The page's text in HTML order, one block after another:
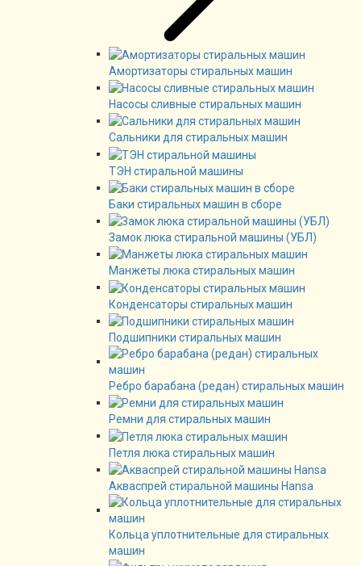
Амортизаторы стиральных машин
Насосы сливные стиральных машин
Сальники для стиральных машин
ТЭН стиральной машины
Баки стиральных машин в сборе
Замок люка стиральной машины (УБЛ)
Манжеты люка стиральных машин
Конденсаторы стиральных машин
Подшипники стиральных машин
Ребро барабана (редан) стиральных машин
Ремни для стиральных машин
Петля люка стиральных машин
Акваспрей стиральной машины Hansa
Кольца уплотнительные для стиральных
машин